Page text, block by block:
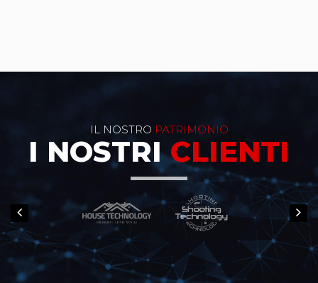
IL NOSTRO PATRIMONIO
I NOSTRICLIENTI